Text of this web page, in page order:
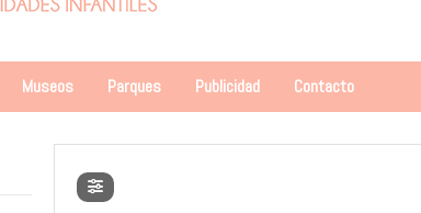
Museos Parques Publicidad Contacto